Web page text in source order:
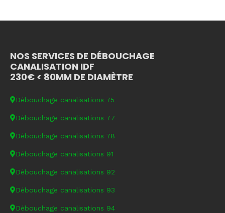
NOS SERVICES DE DÉBOUCHAGE
CANALISATION IDF
230€ < 80MM DE DIAMÈTRE
Débouchage canalisations 75
Débouchage canalisations 77
Débouchage canalisations 78
Débouchage canalisations 91
Débouchage canalisations 92
Débouchage canalisations 93
Débouchage canalisations 94